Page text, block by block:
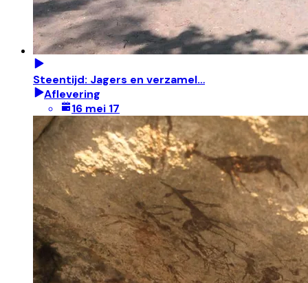
Steentijd: Jagers en verzamel…
Aflevering
16 mei 17